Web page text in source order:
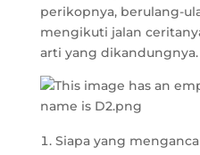
perikopnya, berulang-
mengikuti jalan
arti yang dikandungnya.
Siapa yang